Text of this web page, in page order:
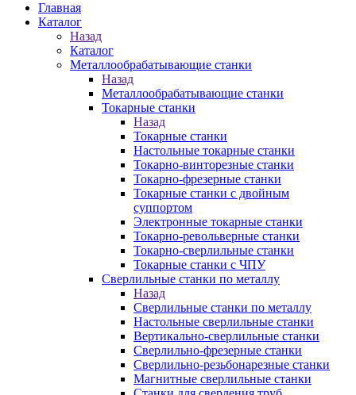
Главная
Каталог
Назад
Каталог
Металлообрабатывающие станки
Назад
Металлообрабатывающие станки
Токарные станки
Назад
Токарные станки
Настольные токарные станки
Токарно-винторезные станки
Токарно-фрезерные станки
Токарные станки с двойным
суппортом
Электронные токарные станки
Токарно-револьверные станки
Токарно-сверлильные станки
Токарные станки с ЧПУ
Сверлильные станки по металлу
Назад
Сверлильные станки по металлу
Настольные сверлильные станки
Вертикально-сверлильные станки
Сверлильно-фрезерные станки
Сверлильно-резьбонарезные станки
Магнитные сверлильные станки